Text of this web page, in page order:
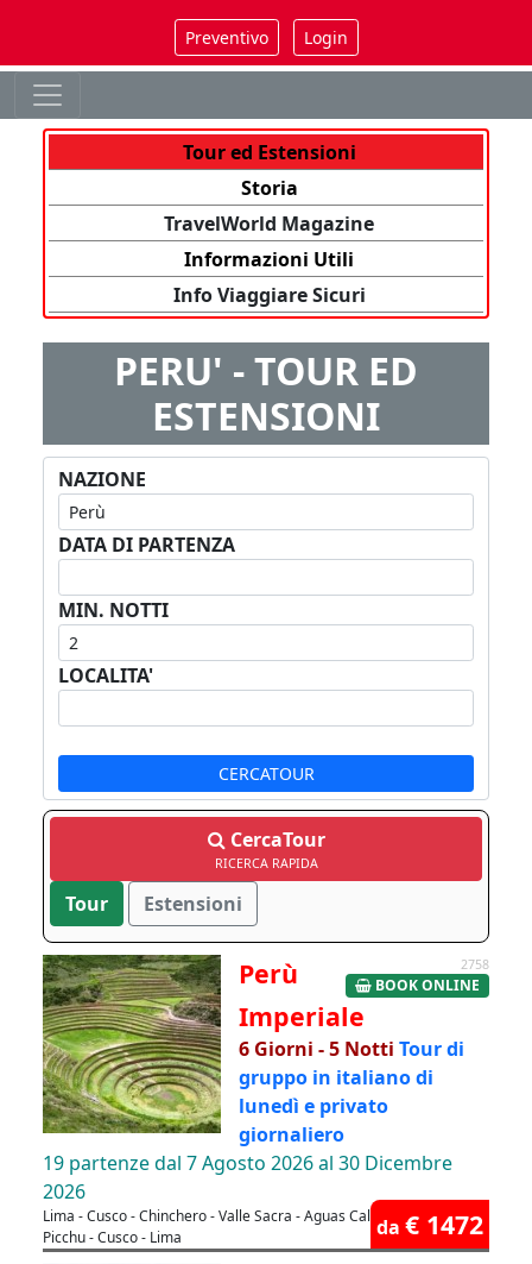
Preventivo Login
Tour ed Estensioni
Storia
TravelWorld Magazine
Informazioni Utili
Info Viaggiare Sicuri
PERU' - TOUR ED
ESTENSIONI
NAZIONE
DATA DI PARTENZA
MIN. NOTTI
LOCALITA'
CERCATOUR
CercaTour
RICERCA RAPIDA
Tour Estensioni
2758
BOOK ONLINE
Perù
Imperiale
6 Giorni - 5 Notti Tour di
gruppo in italiano di
lunedì e privato
giornaliero
19 partenze dal 7 Agosto 2026 al 30 Dicembre
2026
Lima - Cusco - Chinchero - Valle Sacra - Aguas Calientes - Machu
Picchu - Cusco - Lima
da € 1472